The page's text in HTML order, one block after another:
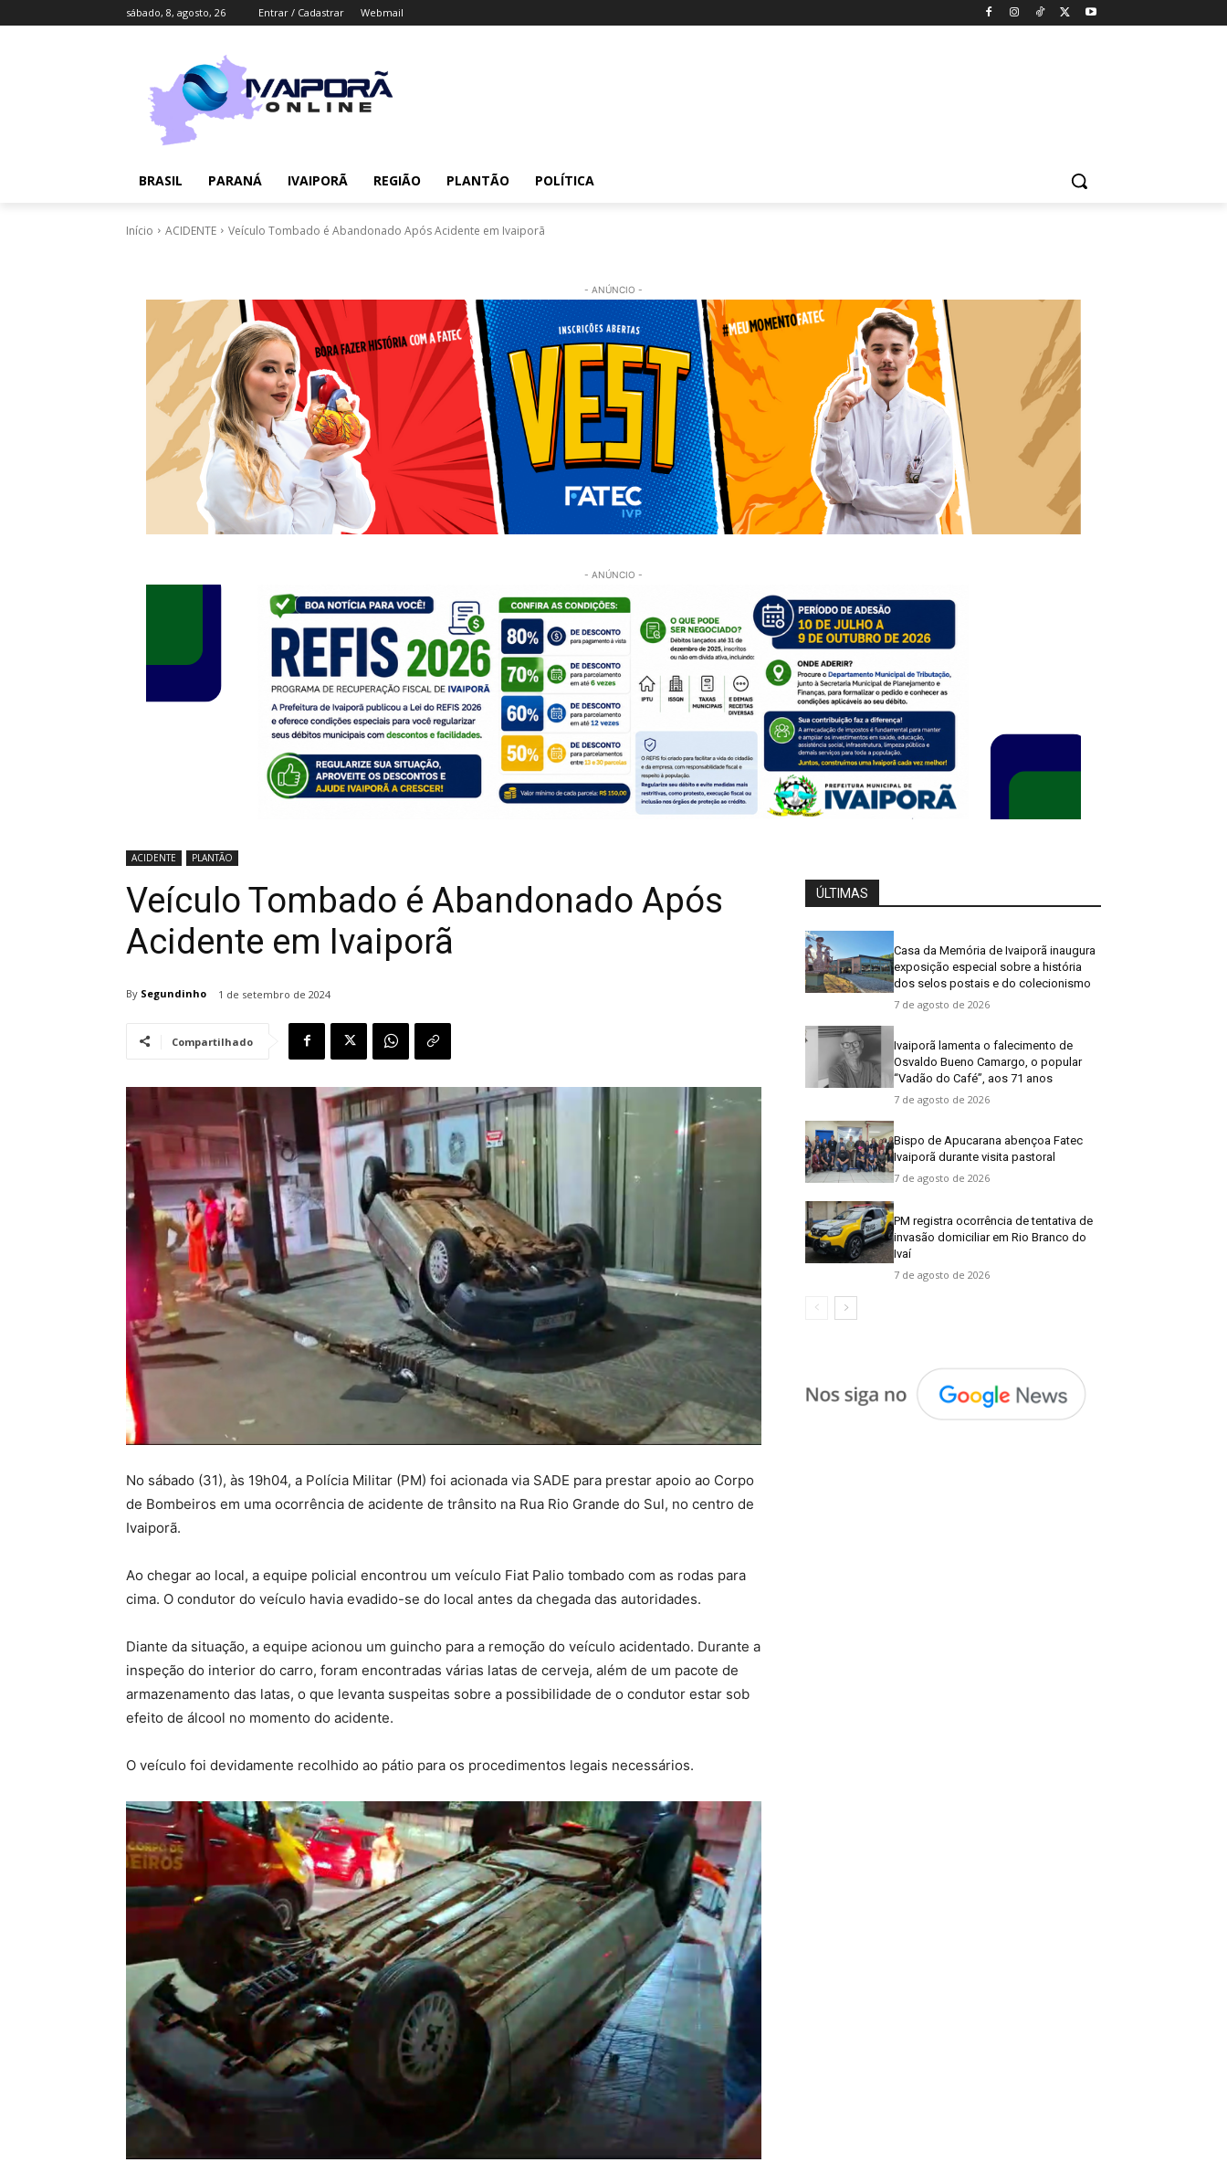
sábado, 8, agosto, 26 Entrar / Cadastrar Webmail
BRASIL PARANÁ IVAIPORÃ REGIÃO PLANTÃO POLÍTICA
Início ACIDENTE Veículo Tombado é Abandonado Após Acidente em Ivaiporã
- ANÚNCIO -
- ANÚNCIO -
ACIDENTE PLANTÃO
Veículo Tombado é Abandonado Após
Acidente em Ivaiporã
By Segundinho 1 de setembro de 2024
Compartilhado
No sábado (31), às 19h04, a Polícia Militar (PM) foi acionada via SADE para prestar apoio ao Corpo
de Bombeiros em uma ocorrência de acidente de trânsito na Rua Rio Grande do Sul, no centro de
Ivaiporã.
Ao chegar ao local, a equipe policial encontrou um veículo Fiat Palio tombado com as rodas para
cima. O condutor do veículo havia evadido-se do local antes da chegada das autoridades.
Diante da situação, a equipe acionou um guincho para a remoção do veículo acidentado. Durante a
inspeção do interior do carro, foram encontradas várias latas de cerveja, além de um pacote de
armazenamento das latas, o que levanta suspeitas sobre a possibilidade de o condutor estar sob
efeito de álcool no momento do acidente.
O veículo foi devidamente recolhido ao pátio para os procedimentos legais necessários.
ÚLTIMAS
Casa da Memória de Ivaiporã inaugura
exposição especial sobre a história
dos selos postais e do colecionismo
7 de agosto de 2026
Ivaiporã lamenta o falecimento de
Osvaldo Bueno Camargo, o popular
“Vadão do Café”, aos 71 anos
7 de agosto de 2026
Bispo de Apucarana abençoa Fatec
Ivaiporã durante visita pastoral
7 de agosto de 2026
PM registra ocorrência de tentativa de
invasão domiciliar em Rio Branco do
Ivaí
7 de agosto de 2026